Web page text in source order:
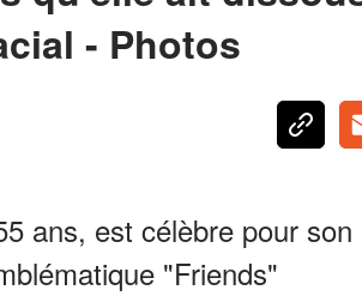
- Photos
ans, est célèbre pour
"Friends"